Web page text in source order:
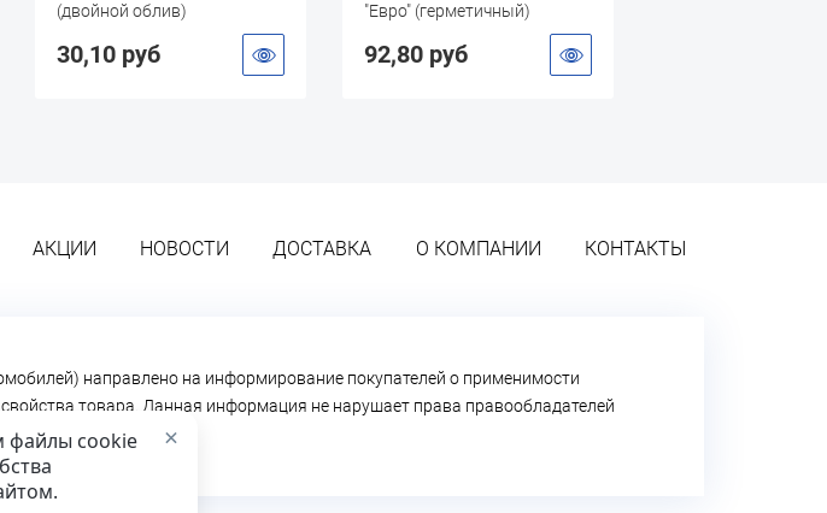
(двойной облив)
30,10 руб
"Евро" (герметичный)
92,80 руб
АКЦИИ НОВОСТИ ДОСТАВКА О КОМПАНИИ КОНТАКТЫ
направлено на информирование покупателей о применимости
товара. Данная информация не нарушает права правообладателей
файлы cookie
×